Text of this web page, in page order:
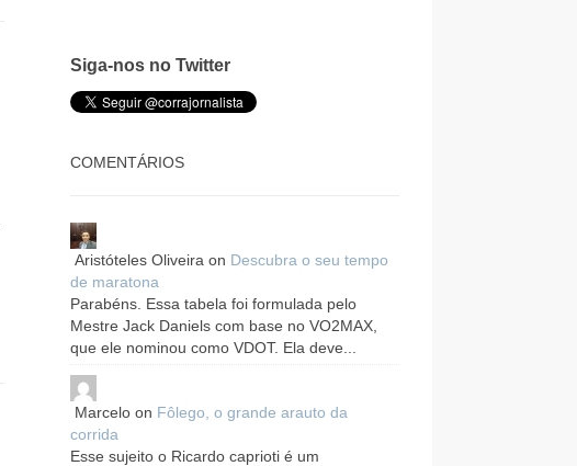
Siga-nos no Twitter
COMENTÁRIOS
Aristóteles Oliveira on Descubra o seu tempo
de maratona
Parabéns. Essa tabela foi formulada pelo
Mestre Jack Daniels com base no VO2MAX,
que ele nominou como VDOT. Ela deve...
Marceloon Fôlego, o grande arauto da
corrida
Esse sujeito o Ricardo caprioti é um